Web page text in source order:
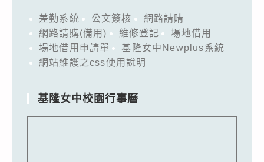
差勤系統 公文簽核
網路請購
網路請購(備用)
維修登記
場地借用
場地借用申請單
基隆女中Newplus系統
網站維護之css使用說明
基隆女中校園行事曆